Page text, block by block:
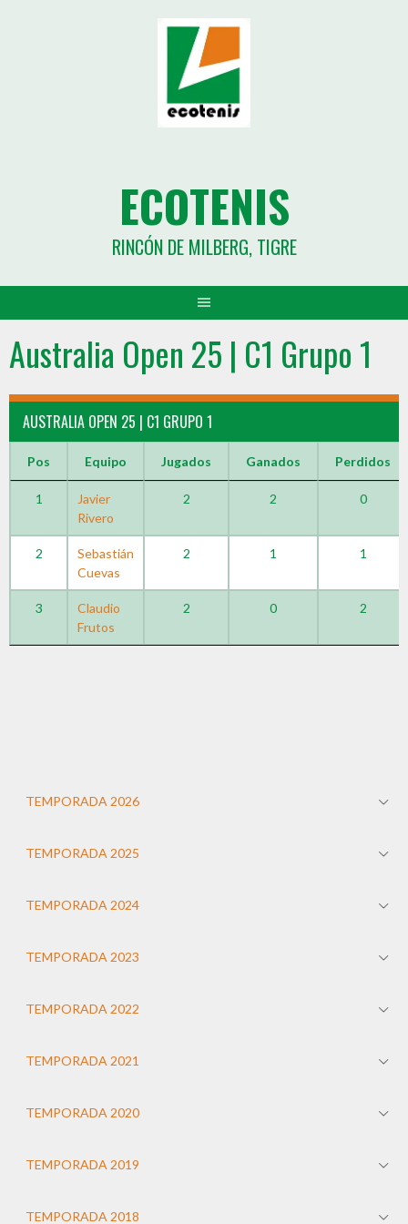
ECOTENIS
RINCÓN DE MILBERG, TIGRE
Australia Open 25 | C1 Grupo 1
AUSTRALIA OPEN 25 | C1 GRUPO 1
Pos Equipo Jugados Ganados Perdidos
1
Javier
Rivero
2 2 0
2
Sebastián
Cuevas
2 1 1
3
Claudio
Frutos
2 0 2
TEMPORADA 2026
TEMPORADA 2025
TEMPORADA 2024
TEMPORADA 2023
TEMPORADA 2022
TEMPORADA 2021
TEMPORADA 2020
TEMPORADA 2019
TEMPORADA 2018